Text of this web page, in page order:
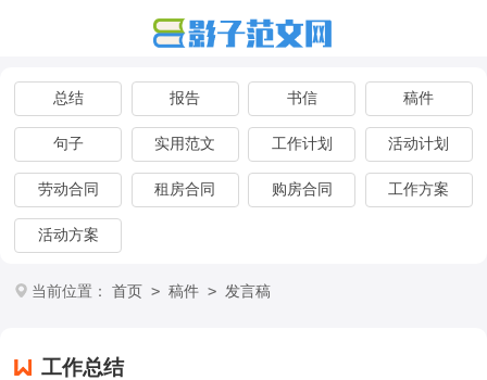
总结 报告 书信 稿件
句子 实用范文 工作计划 活动计划
劳动合同 租房合同 购房合同 工作方案
活动方案
当前位置： 首页 > 稿件 > 发言稿
工作总结